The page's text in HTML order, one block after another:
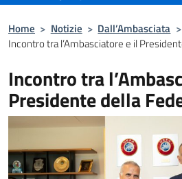
Home > Notizie > Dall’Ambasciata >
Incontro tra l’Ambasciatore e il
Incontro tra
Presidente della